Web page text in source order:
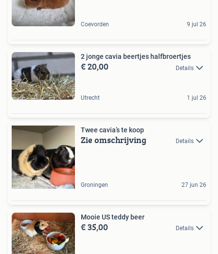
Coevorden 9 jul 26
2 jonge cavia beertjes halfbroertjes
€ 20,00 Details
Utrecht 1 jul 26
Twee cavia’s te koop
Zie omschrijving Details
Groningen 27 jun 26
Mooie US teddy beer
€ 35,00 Details